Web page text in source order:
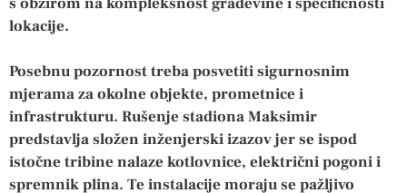
lokacije.
Posebnu pozornost treba posvetiti sigurnosnim
mjerama za okolne objekte, prometnice i
infrastrukturu. Rušenje stadiona Maksimir
predstavlja složen inženjerski izazov jer se ispod
istočne tribine nalaze kotlovnice, električni pogoni i
spremnik plina. Te instalacije moraju se pažljivo